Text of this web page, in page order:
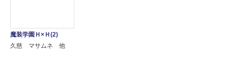
魔装学園Ｈ×Ｈ(2)
久慈 マサムネ 他